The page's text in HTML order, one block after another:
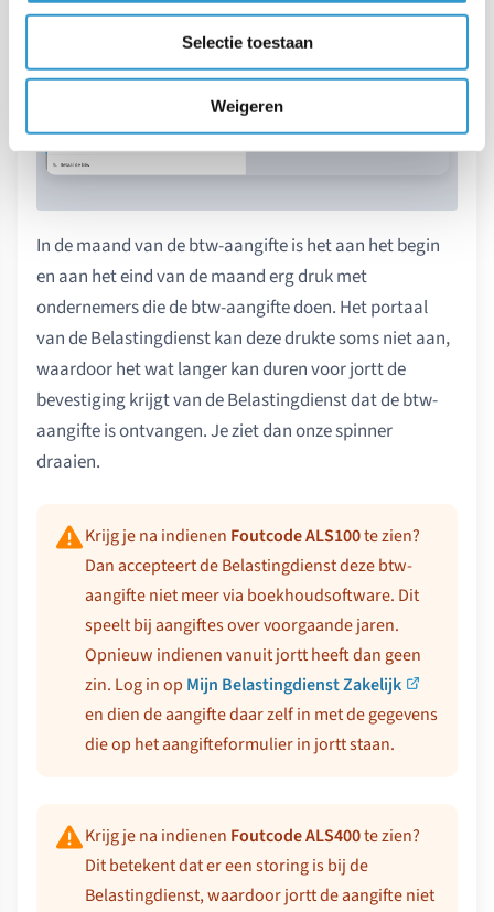
Selectie toestaan
Weigeren
In de maand van de btw-aangifte is het aan het begin
en aan het eind van de maand erg druk met
ondernemers die de btw-aangifte doen. Het portaal
van de Belastingdienst kan deze drukte soms niet aan,
waardoor het wat langer kan duren voor jortt de
bevestiging krijgt van de Belastingdienst dat de btw-
aangifte is ontvangen. Je ziet dan onze spinner
draaien.
Krijg je na indienen Foutcode ALS100te zien?
Dan accepteert de Belastingdienst deze btw-
aangifte niet meer via boekhoudsoftware. Dit
speelt bij aangiftes over voorgaande jaren.
Opnieuw indienen vanuit jortt heeft dan geen
zin. Log in op Mijn Belastingdienst Zakelijk
en dien de aangifte daar zelf in met de gegevens
die op het aangifteformulier in jortt staan.
Krijg je na indienen Foutcode ALS400te zien?
Dit betekent dat er een storing is bij de
Belastingdienst, waardoor jortt de aangifte niet